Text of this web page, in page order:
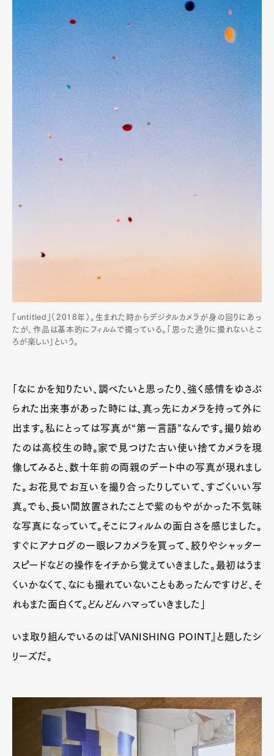
『untitled』（2018年）。生まれた時からデジタルカメラが身の回りにあっ
たが、作品は基本的にフィルムで撮っている。「思った通りに撮れないとこ
ろが楽しい」という。
「なにかを知りたい、調べたいと思ったり、強く感情をゆさぶ
られた出来事があった時には、真っ先にカメラを持って外に
出ます。私にとっては写真が“第一言語”なんです。撮り始め
たのは高校生の時。家で見つけた古い使い捨てカメラを現
像してみると、数十年前の両親のデート中の写真が現れまし
た。お花見でお互いを撮り合ったりしていて、すごくいい写
真。でも、長い間放置されたことで紫のもやがかった不気味
な写真になっていて。そこにフィルムの面白さを感じました。
すぐにアナログの一眼レフカメラを買って、絞りやシャッター
スピードなどの操作をイチから覚えていきました。最初はうま
くいかなくて、なにも撮れていないこともあったんですけど、そ
れもまた面白くて。どんどんハマっていきました」
いま取り組んでいるのは『VANISHING POINT』と題したシ
リーズだ。